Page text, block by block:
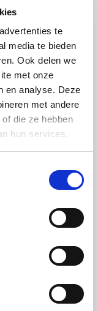
te
media te bieden
Ook delen we
met onze
en analyse. Deze
met andere
die ze hebben
hun services.
Adidas
ZEB
SupraBazar